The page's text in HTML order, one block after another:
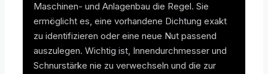
Maschinen- und Anlagenbau die Regel. Sie
ermöglicht es, eine vorhandene Dichtung exakt
zu identifizieren oder eine neue Nut passend
auszulegen. Wichtig ist, Innendurchmesser und
Schnurstärke nie zu verwechseln und die zur